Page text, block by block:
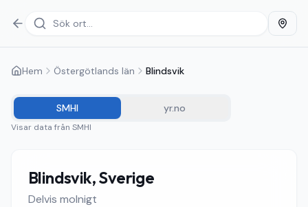
Hem Östergötlands län Blindsvik
SMHI yr.no
Visar data från SMHI
Blindsvik, Sverige
Delvis molnigt